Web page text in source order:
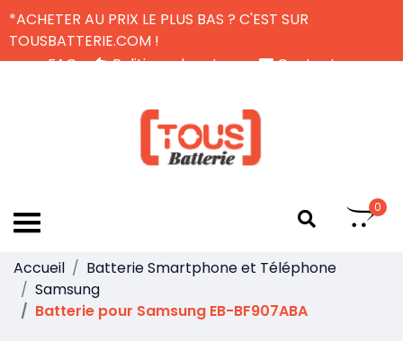
*ACHETER AU PRIX LE PLUS BAS ? C'EST SUR
TOUSBATTERIE.COM !
FAQ
Politique de retour
Contactez-nous
0
Accueil
Batterie Smartphone et Téléphone
Samsung
Batterie pour Samsung EB-BF907ABA